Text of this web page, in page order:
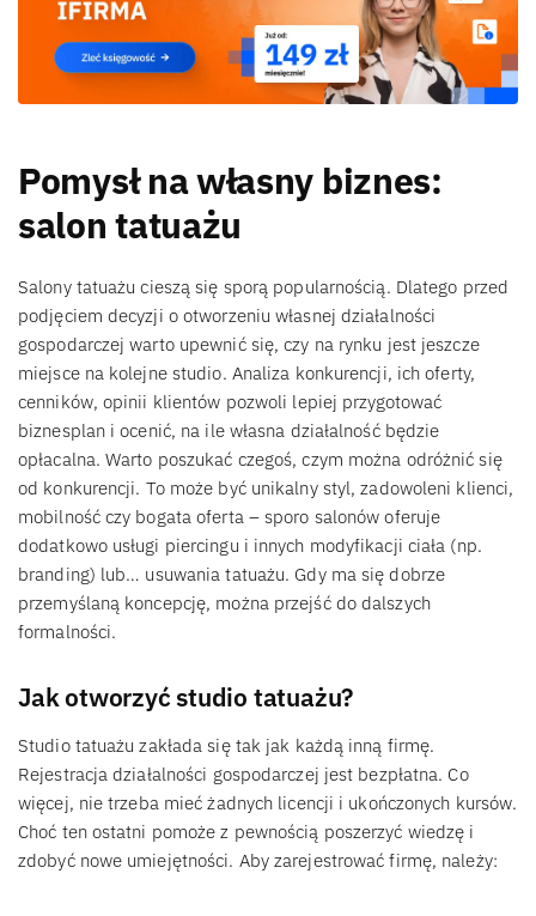
Pomysł na własny biznes:
salon tatuażu
Salony tatuażu cieszą się sporą popularnością. Dlatego przed
podjęciem decyzji o otworzeniu własnej działalności
gospodarczej warto upewnić się, czy na rynku jest jeszcze
miejsce na kolejne studio. Analiza konkurencji, ich oferty,
cenników, opinii klientów pozwoli lepiej przygotować
biznesplan i ocenić, na ile własna działalność będzie
opłacalna. Warto poszukać czegoś, czym można odróżnić się
od konkurencji. To może być unikalny styl, zadowoleni klienci,
mobilność czy bogata oferta – sporo salonów oferuje
dodatkowo usługi piercingu i innych modyfikacji ciała (np.
branding) lub… usuwania tatuażu. Gdy ma się dobrze
przemyślaną koncepcję, można przejść do dalszych
formalności.
Jak otworzyć studio tatuażu?
Studio tatuażu zakłada się tak jak każdą inną firmę.
Rejestracja działalności gospodarczej jest bezpłatna. Co
więcej, nie trzeba mieć żadnych licencji i ukończonych kursów.
Choć ten ostatni pomoże z pewnością poszerzyć wiedzę i
zdobyć nowe umiejętności. Aby zarejestrować firmę, należy: